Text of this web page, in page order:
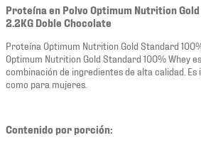
Proteína en Polvo Optimum Nutrition
2.2KG Doble Chocolate
Proteína Optimum Nutrition Gold Standard
Optimum Nutrition Gold Standard 100% Whey
combinación de ingredientes de alta calidad.
como para mujeres.
Contenido por porción: